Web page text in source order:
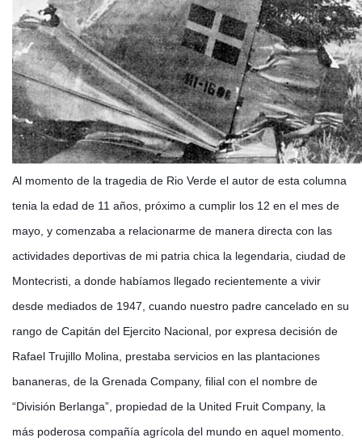
Al momento de la tragedia de Rio Verde el autor de esta columna
tenia la edad de 11 años, próximo a cumplir los 12 en el mes de
mayo, y comenzaba a relacionarme de manera directa con las
actividades deportivas de mi patria chica la legendaria, ciudad de
Montecristi, a donde habíamos llegado recientemente a vivir
desde mediados de 1947, cuando nuestro padre cancelado en su
rango de Capitán del Ejercito Nacional, por expresa decisión de
Rafael Trujillo Molina, prestaba servicios en las plantaciones
bananeras, de la Grenada Company, filial con el nombre de
“División Berlanga”, propiedad de la United Fruit Company, la
más poderosa compañía agrícola del mundo en aquel momento.